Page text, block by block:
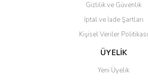
Gönder
Gizlilik ve Güvenlik
İptal ve İade Şartları
Kişisel Veriler Politikası
ÜYELİK
Yeni Üyelik